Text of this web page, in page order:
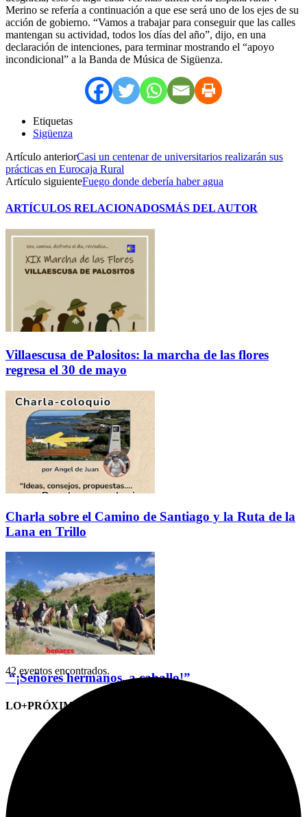
Merino se refería a continuación a que ese será uno de los ejes de su
acción de gobierno. “Vamos a trabajar para conseguir que las calles
mantengan su actividad, todos los días del año”, dijo, en una
declaración de intenciones, para terminar mostrando el “apoyo
incondicional” a la Banda de Música de Sigüenza.
Etiquetas
Sigüenza
Artículo anteriorCasi un centenar de universitarios realizarán sus
prácticas en Eurocaja Rural
Artículo siguienteFuego donde debería haber agua
ARTÍCULOS RELACIONADOSMÁS DEL AUTOR
Villaescusa de Palositos: la marcha de las flores
regresa el 30 de mayo
Charla sobre el Camino de Santiago y la Ruta de la
Lana en Trillo
“¡Señores hermanos, a caballo!”
LO+PRÓXIMO (CITAS)
42 eventos encontrados.